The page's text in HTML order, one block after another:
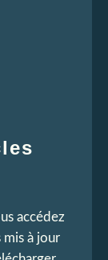
accédez
à jour